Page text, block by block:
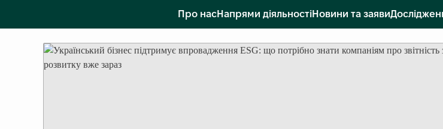
Про насНапрями діяльностіНовини та заяви